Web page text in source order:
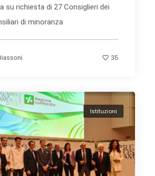
su richiesta di 27 Consiglieri dei
di minoranza
35
Istituzioni